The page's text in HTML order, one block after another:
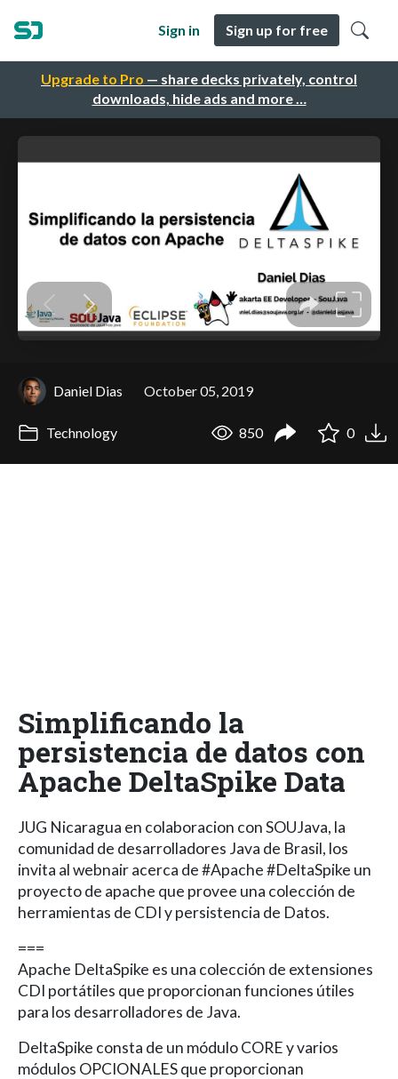
Upgrade to Pro — share decks privately, control
downloads, hide ads and more …
Sign in Sign up for free
Daniel Dias October 05, 2019
Technology 850 0
Simplificando la
persistencia de datos con
Apache DeltaSpike Data
JUG Nicaragua en colaboracion con SOUJava, la
comunidad de desarrolladores Java de Brasil, los
invita al webnair acerca de #Apache #DeltaSpike un
proyecto de apache que provee una colección de
herramientas de CDI y persistencia de Datos.
===
Apache DeltaSpike es una colección de extensiones
CDI portátiles que proporcionan funciones útiles
para los desarrolladores de Java.
DeltaSpike consta de un módulo CORE y varios
módulos OPCIONALES que proporcionan